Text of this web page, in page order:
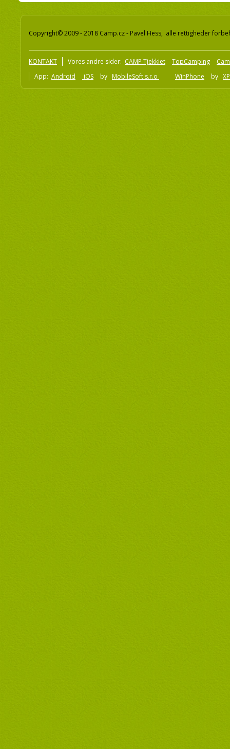
Copyright© 2009 - 2018 Camp.cz - Pavel Hess, alle rettigheder
KONTAKT Vores andre sider: CAMP Tjekkiet TopCamping
App: Android iOS by MobileSoft s.r.o WinPhone by